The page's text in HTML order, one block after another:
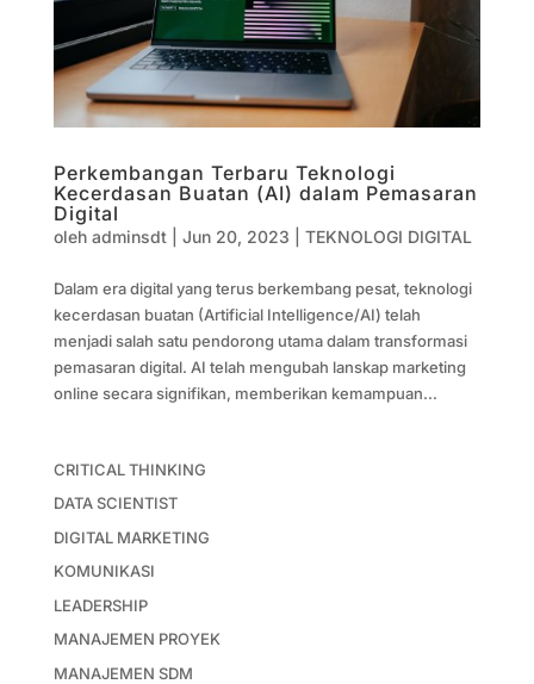
Perkembangan Terbaru Teknologi
Kecerdasan Buatan (AI) dalam Pemasaran
Digital
oleh adminsdt| Jun 20, 2023 TEKNOLOGI DIGITAL
Dalam era digital yang terus berkembang pesat, teknologi
kecerdasan buatan (Artificial Intelligence/AI) telah
menjadi salah satu pendorong utama dalam transformasi
pemasaran digital. AI telah mengubah lanskap marketing
online secara signifikan, memberikan kemampuan...
CRITICAL THINKING
DATA SCIENTIST
DIGITAL MARKETING
KOMUNIKASI
LEADERSHIP
MANAJEMEN PROYEK
MANAJEMEN SDM